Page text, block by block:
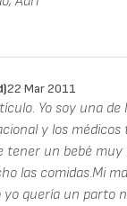
22 Mar 2011
Yo soy una
y los
tener un bebé
las comidas.Mi
yo quería un parto